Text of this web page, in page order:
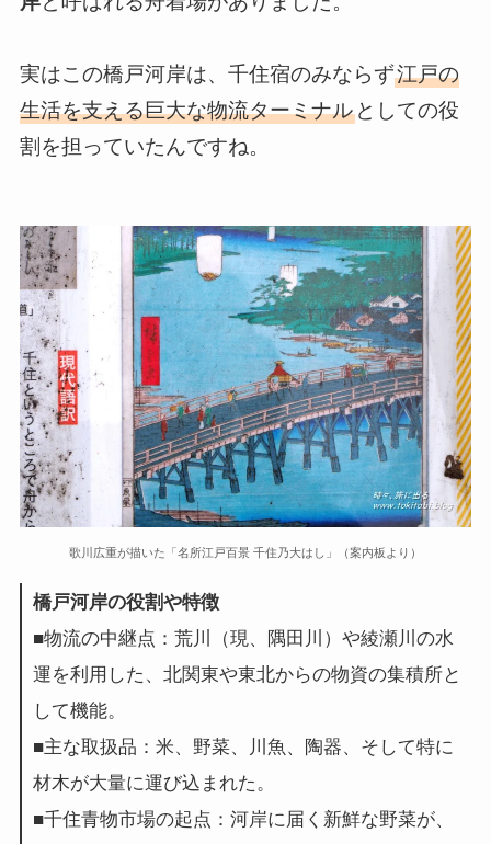
実はこの橋戸河岸は、千住宿のみならず江戸の
生活を支える巨大な物流ターミナルとしての役
割を担っていたんですね。
歌川広重が描いた「名所江戸百景 千住乃大はし」（案内板より）
橋戸河岸の役割や特徴
■物流の中継点：荒川（現、隅田川）や綾瀬川の水
運を利用した、北関東や東北からの物資の集積所と
して機能。
■主な取扱品：米、野菜、川魚、陶器、そして特に
材木が大量に運び込まれた。
■千住青物市場の起点：河岸に届く新鮮な野菜が、